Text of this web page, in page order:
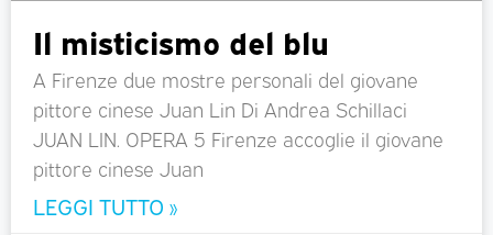
Il misticismo del blu
A Firenze due mostre personali del giovane
pittore cinese Juan Lin Di Andrea Schillaci
JUAN LIN. OPERA 5 Firenze accoglie il giovane
pittore cinese Juan
LEGGI TUTTO »